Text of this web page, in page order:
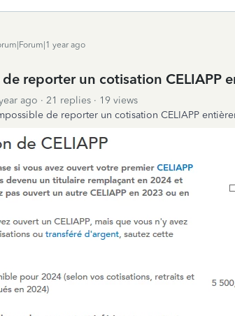
year ago
reporter un cotisation CELIAPP
ago 21 replies
19 views
de reporter un cotisation CELIAPP